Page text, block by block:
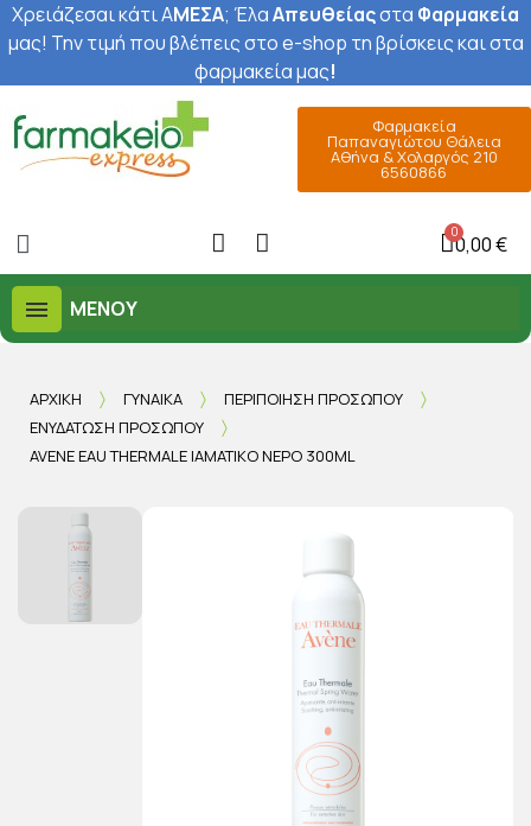
Χρειάζεσαι κάτι ΑΜΕΣΑ; ΈλαΑπευθείαςστα Φαρμακεία
μας! Την τιμή που βλέπεις στο e-shop τη βρίσκεις και στα
φαρμακεία μας!
Φαρμακεία
Παπαναγιώτου Θάλεια
Αθήνα & Χολαργός 210
6560866
0,00 €
ΜΕΝΟΎ
ΑΡΧΙΚΉ ΓΥΝΑΊΚΑ
ΠΕΡΙΠΟΊΗΣΗ ΠΡΟΣΏΠΟΥ
ΕΝΥΔΆΤΩΣΗ ΠΡΟΣΏΠΟΥ
AVENE EAU THERMALE ΙΑΜΑΤΙΚΌ ΝΕΡΌ 300ML